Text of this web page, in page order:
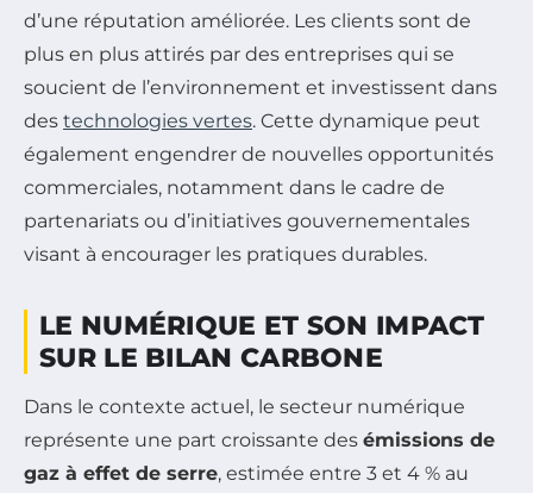
d’une réputation améliorée. Les clients sont de
plus en plus attirés par des entreprises qui se
soucient de l’environnement et investissent dans
des technologies vertes. Cette dynamique peut
également engendrer de nouvelles opportunités
commerciales, notamment dans le cadre de
partenariats ou d’initiatives gouvernementales
visant à encourager les pratiques durables.
LE NUMÉRIQUE ET SON IMPACT
SUR LE BILAN CARBONE
Dans le contexte actuel, le secteur numérique
représente une part croissante des émissions de
gaz à effet de serre, estimée entre 3 et 4 % au